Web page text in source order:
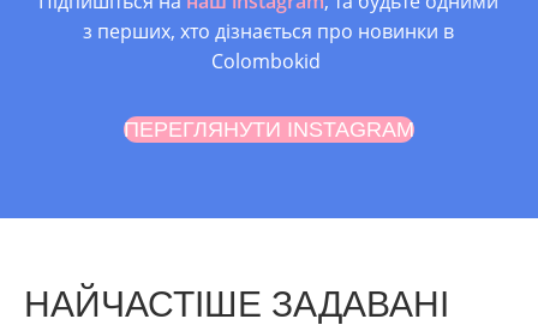
3.5 років, Від 3 років,
2.5 роки
з перших, хто дізнається про новинки в
Colombokid
ПЕРЕГЛЯНУТИ INSTAGRAM
НАЙЧАСТІШЕ ЗАДАВАНІ